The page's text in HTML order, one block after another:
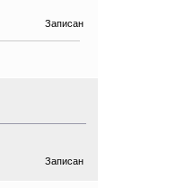
Записан
Записан